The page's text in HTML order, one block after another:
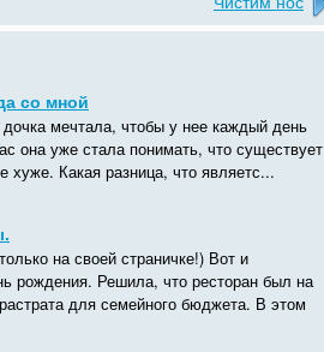
со мной
мечтала, чтобы у нее каждый день
она уже стала понимать, что существует
хуже. Какая разница, что являетс...
на своей страничке!) Вот и
рождения. Решила, что ресторан был на
для семейного бюджета. В этом